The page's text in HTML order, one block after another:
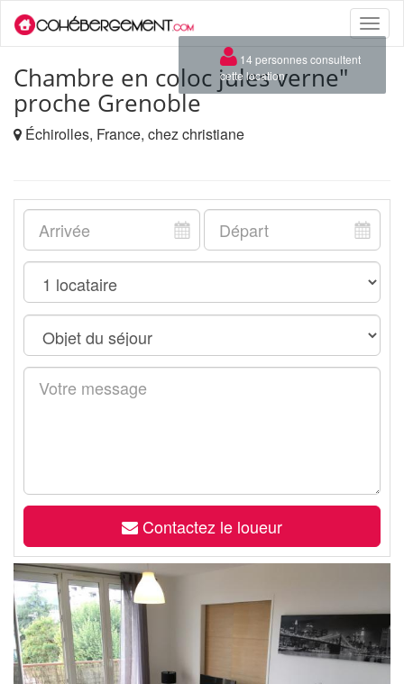
Toggle
Chambre en coloc jules verne"
proche Grenoble
Échirolles, France, chez christiane
Contactez le loueur
×
14 personnes consultent
cette location